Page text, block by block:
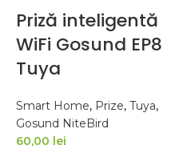
Priză inteligentă
WiFi Gosund EP8
Tuya
Smart Home, Prize, Tuya,
Gosund NiteBird
60,00 lei